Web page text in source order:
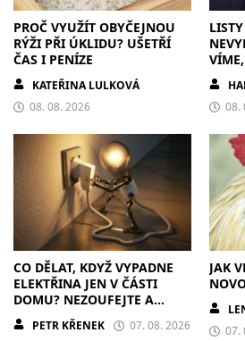
PROČ VYUŽÍT OBYČEJNOU
RÝŽI PŘI ÚKLIDU? UŠETŘÍ
ČAS I PENÍZE
KATEŘINA LULKOVÁ
08. 08. 2026
08.
CO DĚLAT, KDYŽ VYPADNE
ELEKTŘINA JEN V ČÁSTI
DOMU? NEZOUFEJTE A
POSTUPUJTE S CHLADNOU
HLAVOU
PETR KŘENEK 07. 08. 2026
JAK
07.